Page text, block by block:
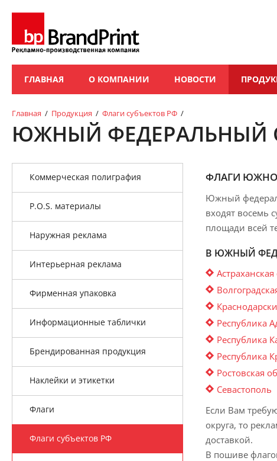
ГЛАВНАЯ О КОМПАНИИ НОВОСТИ
Главная / Продукция / Флаги субъектов РФ /
ЮЖНЫЙ ФЕДЕРАЛЬНЫЙ
Коммерческая полиграфия
P.O.S. материалы
Наружная реклама
Интерьерная реклама
Фирменная упаковка
Информационные таблички
Брендированная продукция
Наклейки и этикетки
Флаги
Флаги субъектов РФ
ФЛАГИ
Южный
входят восемь
площади всей
В ЮЖНЫЙ
Астраханская
Республика
Республика
Республика
Ростовская
Севастополь
Если Вам
округа, то
доставкой.
В пошиве